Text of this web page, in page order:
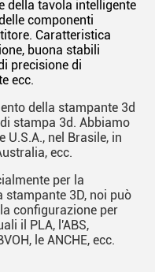
della tavola intelligente
componenti
Caratteristica
buona stabili
precisione di
ecc.
della stampante 3d
stampa 3d. Abbiamo
U.S.A., nel Brasile, in
ecc.
per la
3D, noi può
configurazione per
il PLA, l'ABS,
le ANCHE, ecc.